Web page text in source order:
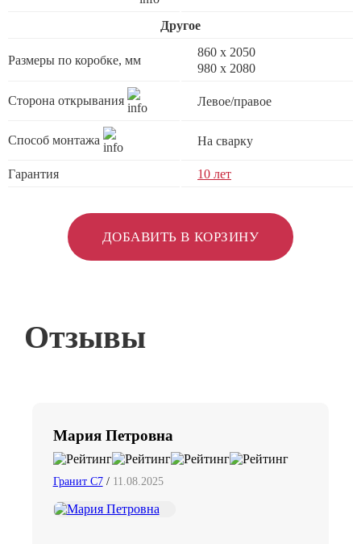
Другое
Размеры по коробке, мм
860 х 2050
980 х 2080
Сторона открывания Левое/правое
Способ монтажа На сварку
Гарантия 10 лет
ДОБАВИТЬ В КОРЗИНУ
Отзывы
Мария Петровна
Гранит C7/ 11.08.2025